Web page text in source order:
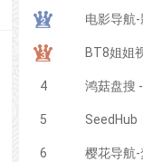
BT8姐姐
4
5 SeedHub
6